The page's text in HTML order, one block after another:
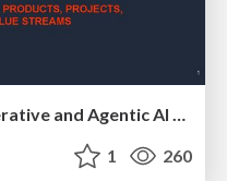
How People are Using Generative and Agentic AI to Supercharge Their Products, Projects, Services and Value Streams Today
1 260